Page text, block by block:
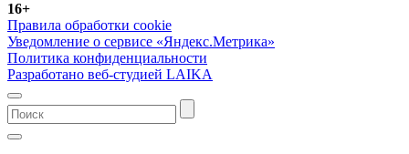
16+
Правила обработки cookie
Уведомление о сервисе «Яндекс.Метрика»
Политика конфиденциальности
Разработано веб-студией LAIKA